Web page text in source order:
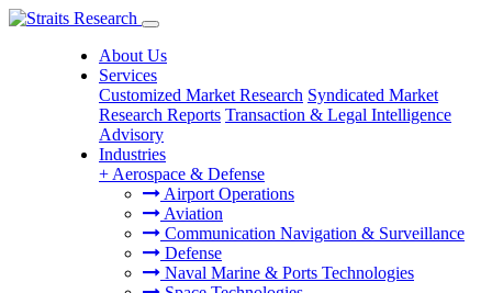
About Us
Services
Customized Market Research Syndicated Market
Research Reports Transaction & Legal Intelligence
Advisory
Industries
+ Aerospace & Defense
Airport Operations
Aviation
Communication Navigation & Surveillance
Defense
Naval Marine & Ports Technologies